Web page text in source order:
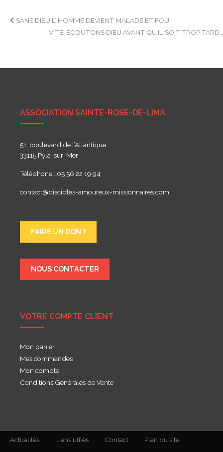
Navigation
l’article
SANS DIEU L’ HOMME DEVIENT MALADE ET FOU
VITE, ÉCOUTONS DIEU AVANT QU’IL SOIT TROP
ASSOCIATION SAINTE-ROSE-DE-LIMA
51, boulevard de l’Atlantique
33115 Pyla-sur-Mer
Téléphone : 05 56 22 19 94
contact@disciples-amoureux-missionnaires.com
FAIRE UN DON ?
NOUS CONTACTER
VOTRE COMPTE CLIENT
Mon panier
Mes commandes
Mon compte
Conditions Générales de Vente
Actualités Liens utiles Contact Plan du site